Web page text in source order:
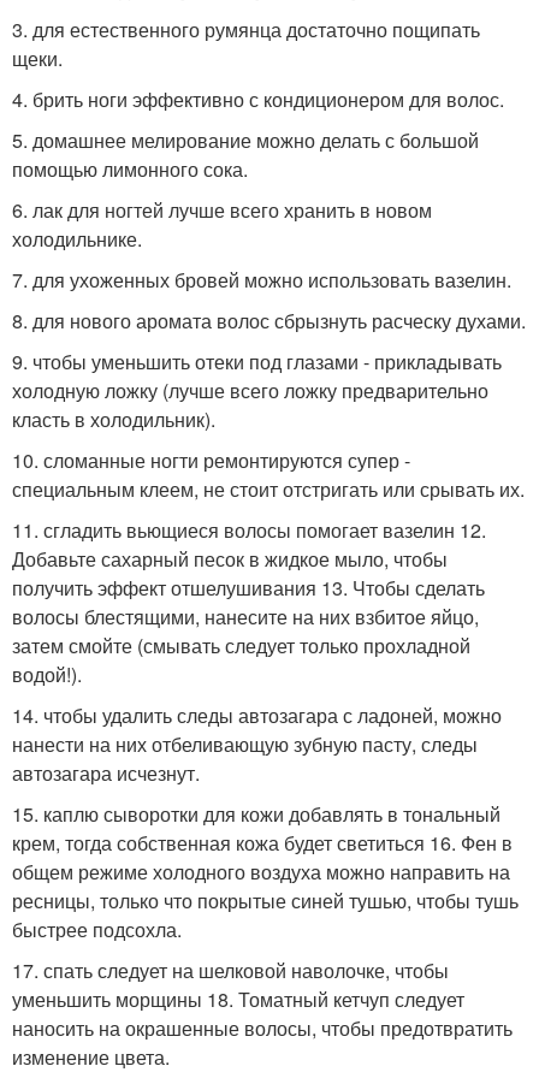
3. для естественного румянца достаточно пощипать
щеки.
4. брить ноги эффективно с кондиционером для волос.
5. домашнее мелирование можно делать с большой
помощью лимонного сока.
6. лак для ногтей лучше всего хранить в новом
холодильнике.
7. для ухоженных бровей можно использовать вазелин.
8. для нового аромата волос сбрызнуть расческу духами.
9. чтобы уменьшить отеки под глазами - прикладывать
холодную ложку (лучше всего ложку предварительно
класть в холодильник).
10. сломанные ногти ремонтируются супер -
специальным клеем, не стоит отстригать или срывать их.
11. сгладить вьющиеся волосы помогает вазелин 12.
Добавьте сахарный песок в жидкое мыло, чтобы
получить эффект отшелушивания 13. Чтобы сделать
волосы блестящими, нанесите на них взбитое яйцо,
затем смойте (смывать следует только прохладной
водой!).
14. чтобы удалить следы автозагара с ладоней, можно
нанести на них отбеливающую зубную пасту, следы
автозагара исчезнут.
15. каплю сыворотки для кожи добавлять в тональный
крем, тогда собственная кожа будет светиться 16. Фен в
общем режиме холодного воздуха можно направить на
ресницы, только что покрытые синей тушью, чтобы тушь
быстрее подсохла.
17. спать следует на шелковой наволочке, чтобы
уменьшить морщины 18. Томатный кетчуп следует
наносить на окрашенные волосы, чтобы предотвратить
изменение цвета.